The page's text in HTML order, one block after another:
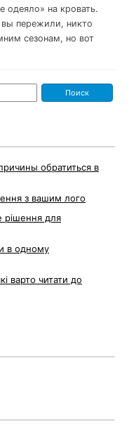
одеяло» на кровать.
вы пережили, никто
сезонам, но вот
обратиться в
з вашим лого
рішення для
в одному
варто читати до